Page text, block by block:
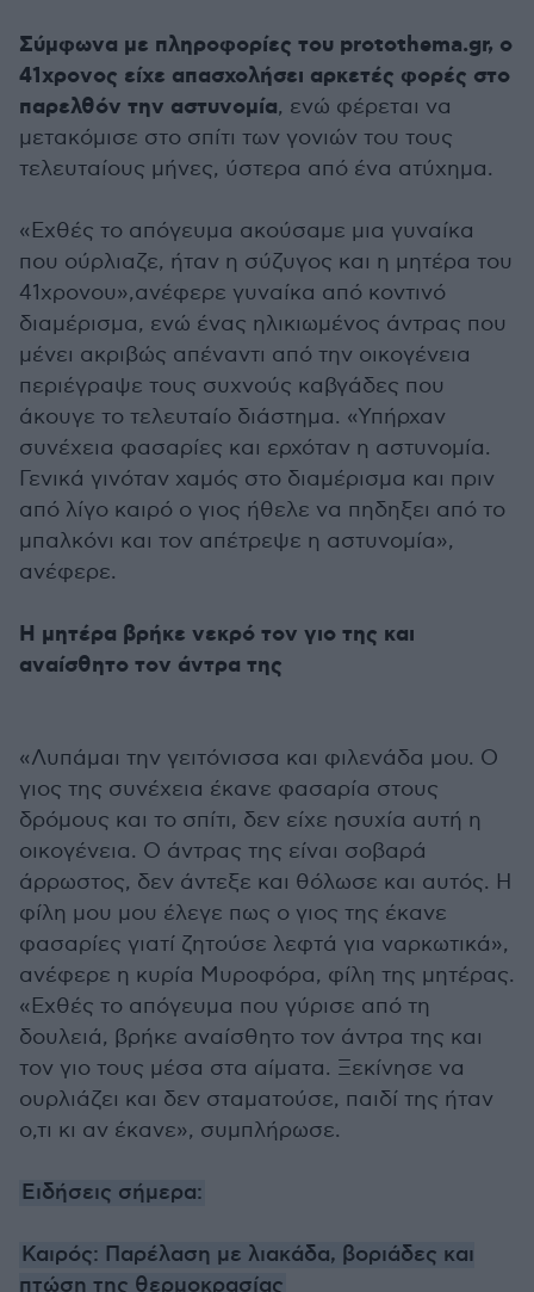
Σύμφωνα με πληροφορίες του protothema.gr, ο
41χρονος είχε απασχολήσει αρκετές φορές στο
παρελθόν την αστυνομία, ενώ φέρεται να
μετακόμισε στο σπίτι των γονιών του τους
τελευταίους μήνες, ύστερα από ένα ατύχημα.
«Εχθές το απόγευμα ακούσαμε μια γυναίκα
που ούρλιαζε, ήταν η σύζυγος και η μητέρα του
41χρονου»,ανέφερε γυναίκα από κοντινό
διαμέρισμα, ενώ ένας ηλικιωμένος άντρας που
μένει ακριβώς απέναντι από την οικογένεια
περιέγραψε τους συχνούς καβγάδες που
άκουγε το τελευταίο διάστημα. «Υπήρχαν
συνέχεια φασαρίες και ερχόταν η αστυνομία.
Γενικά γινόταν χαμός στο διαμέρισμα και πριν
από λίγο καιρό ο γιος ήθελε να πηδηξει από το
μπαλκόνι και τον απέτρεψε η αστυνομία»,
ανέφερε.
Η μητέρα βρήκε νεκρό τον γιο της και
αναίσθητο τον άντρα της
«Λυπάμαι την γειτόνισσα και φιλενάδα μου. Ο
γιος της συνέχεια έκανε φασαρία στους
δρόμους και το σπίτι, δεν είχε ησυχία αυτή η
οικογένεια. Ο άντρας της είναι σοβαρά
άρρωστος, δεν άντεξε και θόλωσε και αυτός. Η
φίλη μου μου έλεγε πως ο γιος της έκανε
φασαρίες γιατί ζητούσε λεφτά για ναρκωτικά»,
ανέφερε η κυρία Μυροφόρα, φίλη της μητέρας.
«Εχθές το απόγευμα που γύρισε από τη
δουλειά, βρήκε αναίσθητο τον άντρα της και
τον γιο τους μέσα στα αίματα. Ξεκίνησε να
ουρλιάζει και δεν σταματούσε, παιδί της ήταν
ο,τι κι αν έκανε», συμπλήρωσε.
Ειδήσεις σήμερα:
Καιρός: Παρέλαση με λιακάδα, βοριάδες και
πτώση της θερμοκρασίας